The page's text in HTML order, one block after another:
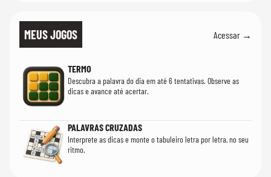
MEUS JOGOS Acessar →
TERMO
Descubra a palavra do dia em até 6 tentativas. Observe as
dicas e avance até acertar.
PALAVRAS CRUZADAS
Interprete as dicas e monte o tabuleiro letra por letra, no seu
ritmo.